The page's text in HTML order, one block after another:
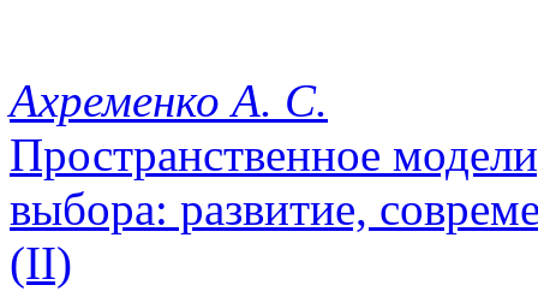
Ахременко А. С.
Пространственное
выбора: развитие,
(II)